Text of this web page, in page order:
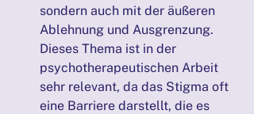
sondern auch mit der äußeren
Ablehnung und Ausgrenzung.
Dieses Thema ist in der
psychotherapeutischen Arbeit
sehr relevant, da das Stigma oft
eine Barriere darstellt, die es